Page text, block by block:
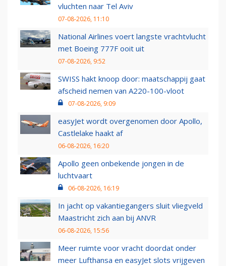
vluchten naar Tel Aviv
07-08-2026, 11:10
National Airlines voert langste vrachtvlucht
met Boeing 777F ooit uit
07-08-2026, 9:52
SWISS hakt knoop door: maatschappij gaat
afscheid nemen van A220-100-vloot
07-08-2026, 9:09
easyJet wordt overgenomen door Apollo,
Castlelake haakt af
06-08-2026, 16:20
Apollo geen onbekende jongen in de
luchtvaart
06-08-2026, 16:19
In jacht op vakantiegangers sluit vliegveld
Maastricht zich aan bij ANVR
06-08-2026, 15:56
Meer ruimte voor vracht doordat onder
meer Lufthansa en easyJet slots vrijgeven